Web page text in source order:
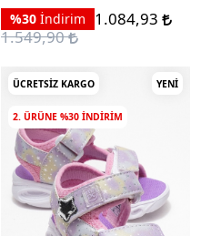
%30 İndirim
1.084,93
1.549,90
ÜCRETSIZ KARGO YENI
2. ÜRÜNE %30 INDIRIM